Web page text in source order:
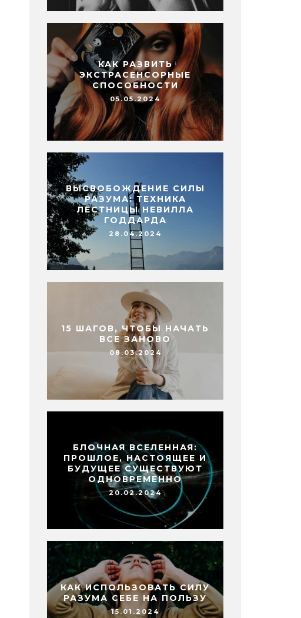
КАК РАЗВИТЬ
ЭКСТРАСЕНСОРНЫЕ
СПОСОБНОСТИ
05.05.2024
ВЫСВОБОЖДЕНИЕ СИЛЫ
РАЗУМА: ТЕХНИКА
ЛЕСТНИЦЫ НЕВИЛЛА
ГОДДАРДА
28.04.2024
15 ШАГОВ, ЧТОБЫ НАЧАТЬ
ВСЕ ЗАНОВО
08.03.2024
БЛОЧНАЯ ВСЕЛЕННАЯ:
ПРОШЛОЕ, НАСТОЯЩЕЕ И
БУДУЩЕЕ СУЩЕСТВУЮТ
ОДНОВРЕМЕННО
20.02.2024
КАК ИСПОЛЬЗОВАТЬ СИЛУ
РАЗУМА СЕБЕ НА ПОЛЬЗУ
15.01.2024